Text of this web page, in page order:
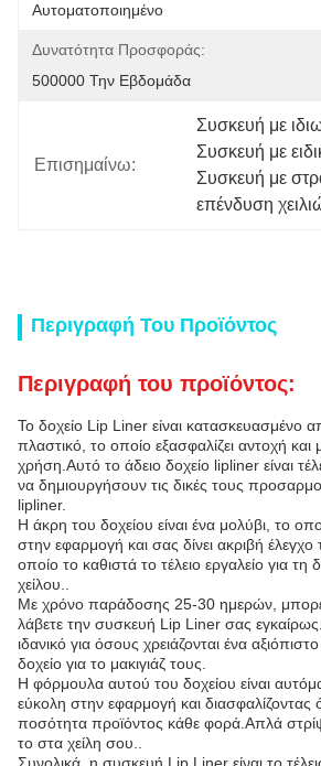
Αυτοματοποιημένο
Δυνατότητα Προσφοράς:
500000 Την Εβδομάδα
Επισημαίνω:
Συσκευή με
Συσκευή με
Συσκευή με
επένδυση
Περιγραφή Του Προϊόντος
Περιγραφή του προϊόντος:
Το δοχείο Lip Liner είναι κατασκευασμένο
πλαστικό, το οποίο εξασφαλίζει αντοχή και
χρήση.Αυτό το άδειο δοχείο lipliner είναι
να δημιουργήσουν τις δικές τους
lipliner.
Η άκρη του δοχείου είναι ένα μολύβι, το
στην εφαρμογή και σας δίνει ακριβή
οποίο το καθιστά το τέλειο εργαλείο για τη
χείλου..
Με χρόνο παράδοσης 25-30 ημερών,
λάβετε την συσκευή Lip Liner σας
ιδανικό για όσους χρειάζονται ένα
δοχείο για το μακιγιάζ τους.
Η φόρμουλα αυτού του δοχείου είναι
εύκολη στην εφαρμογή και διασφαλίζοντας
ποσότητα προϊόντος κάθε φορά.Απλά
το στα χείλη σου..